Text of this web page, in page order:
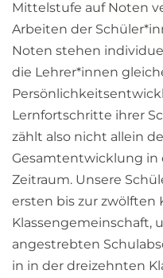
Mittelstufe auf Noten
Arbeiten der
Noten stehen
die Lehrer*innen
Lernfortschritte ihrer
zählt also nicht allein
Gesamtentwicklung
Zeitraum. Unsere
ersten bis zur zwölften
Klassengemeinschaft,
angestrebten
in in der dreizehnten